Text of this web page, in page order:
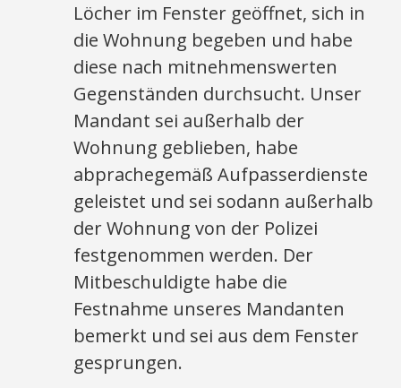
Löcher im Fenster geöffnet, sich in
die Wohnung begeben und habe
diese nach mitnehmenswerten
Gegenständen durchsucht. Unser
Mandant sei außerhalb der
Wohnung geblieben, habe
abprachegemäß Aufpasserdienste
geleistet und sei sodann außerhalb
der Wohnung von der Polizei
festgenommen werden. Der
Mitbeschuldigte habe die
Festnahme unseres Mandanten
bemerkt und sei aus dem Fenster
gesprungen.